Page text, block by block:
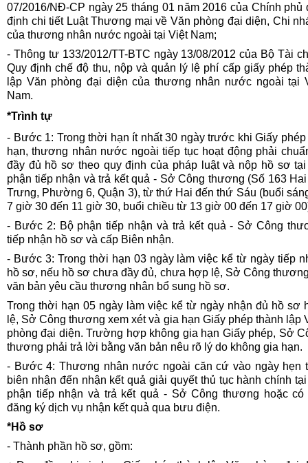
07/2016/NĐ-CP ngày 25 tháng 01 năm 2016 của Chính phủ
định chi tiết Luật Thương mại về Văn phòng đại diện, Chi
của thương nhân nước ngoài tại Việt Nam;
- Thông tư 133/2012/TT-BTC ngày 13/08/2012 của Bộ Tài
Quy định chế độ thu, nộp và quản lý lệ phí cấp giấy phép
lập Văn phòng đại diện của thương nhân nước ngoài tại
Nam.
*Trình tự
- Bước 1: Trong thời hạn ít nhất 30 ngày trước khi Giấy phép
hạn, thương nhân nước ngoài tiếp tục hoạt động phải
đầy đủ hồ sơ theo quy định của pháp luật và nộp hồ sơ
phận tiếp nhận và trả kết quả - Sở Công thương (Số 163
Trưng, Phường 6, Quận 3), từ thứ Hai đến thứ Sáu (buổi
7 giờ 30 đến 11 giờ 30, buổi chiều từ 13 giờ 00 đến 17 giờ
- Bước 2: Bộ phận tiếp nhận và trả kết quả - Sở Công
tiếp nhận hồ sơ và cấp Biên nhận.
- Bước 3: Trong thời hạn 03 ngày làm việc kể từ ngày tiếp
hồ sơ, nếu hồ sơ chưa đầy đủ, chưa hợp lệ, Sở Công
văn bản yêu cầu thương nhân bổ sung hồ sơ.
Trong thời hạn 05 ngày làm việc kể từ ngày nhận đủ hồ sơ
lệ, Sở Công thương xem xét và gia hạn Giấy phép thành lập
phòng đại diện. Trường hợp không gia hạn Giấy phép, Sở
thương phải trả lời bằng văn bản nêu rõ lý do không gia hạn.
- Bước 4: Thương nhân nước ngoài căn cứ vào ngày hẹn
biên nhận đến nhận kết quả giải quyết thủ tục hành chính
phận tiếp nhận và trả kết quả - Sở Công thương hoặc có
đăng ký dịch vụ nhận kết quả qua bưu điện.
*Hồ sơ
- Thành phần hồ sơ, gồm: